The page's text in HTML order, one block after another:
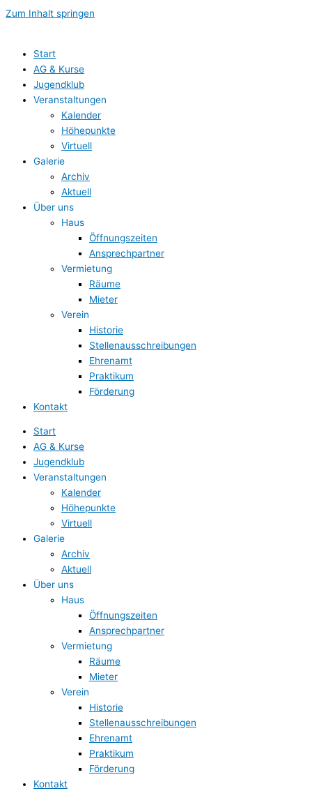
Zum Inhalt springen
Start
AG & Kurse
Jugendklub
Veranstaltungen
Kalender
Höhepunkte
Virtuell
Galerie
Archiv
Aktuell
Über uns
Haus
Öffnungszeiten
Ansprechpartner
Vermietung
Räume
Mieter
Verein
Historie
Stellenausschreibungen
Ehrenamt
Praktikum
Förderung
Kontakt
Start
AG & Kurse
Jugendklub
Veranstaltungen
Kalender
Höhepunkte
Virtuell
Galerie
Archiv
Aktuell
Über uns
Haus
Öffnungszeiten
Ansprechpartner
Vermietung
Räume
Mieter
Verein
Historie
Stellenausschreibungen
Ehrenamt
Praktikum
Förderung
Kontakt